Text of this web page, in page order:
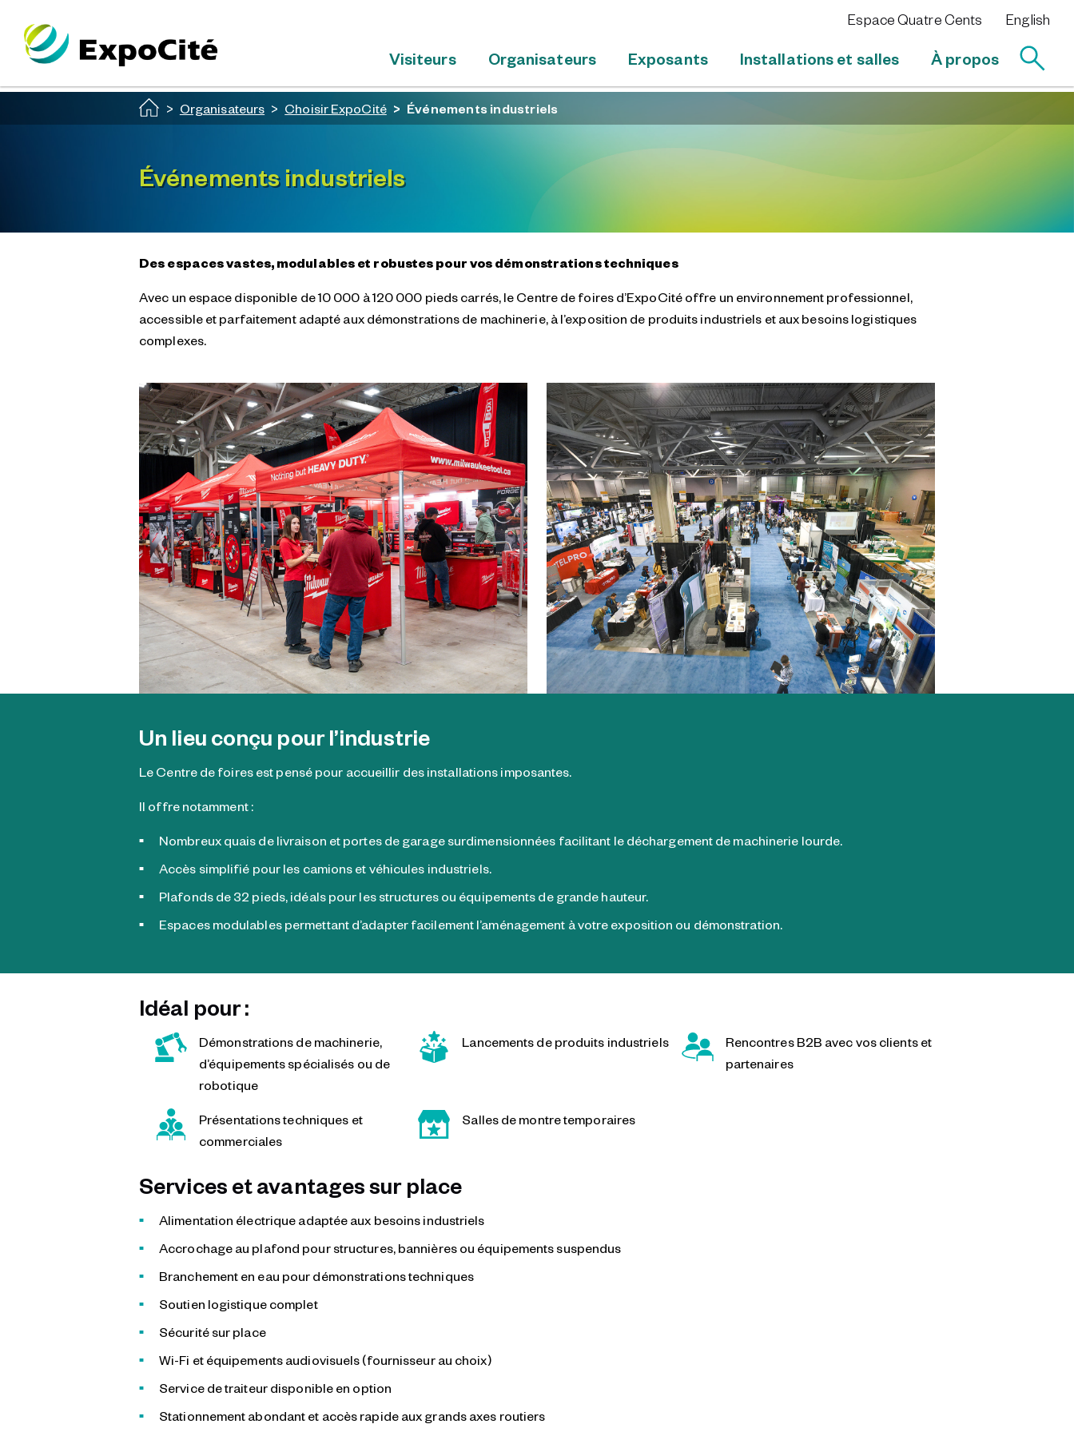
Espace Quatre Cents English
Visiteurs Organisateurs Exposants Installations et salles À propos
Organisateurs Choisir ExpoCité Événements industriels
Événements industriels
Des espaces vastes, modulables et robustes pour vos démonstrations techniques
Avec un espace disponible de 10 000 à 120 000 pieds carrés, le Centre de foires d’ExpoCité offre un environnement professionnel,
accessible et parfaitement adapté aux démonstrations de machinerie, à l’exposition de produits industriels et aux besoins logistiques
complexes.
Un lieu conçu pour l’industrie
Le Centre de foires est pensé pour accueillir des installations imposantes.
Il offre notamment :
Nombreux quais de livraison et portes de garage surdimensionnées facilitant le déchargement de machinerie lourde.
Accès simplifié pour les camions et véhicules industriels.
Plafonds de 32 pieds, idéals pour les structures ou équipements de grande hauteur.
Espaces modulables permettant d’adapter facilement l’aménagement à votre exposition ou démonstration.
Idéal pour :
Démonstrations de machinerie,
d’équipements spécialisés ou de
robotique
Lancements de produits industriels
Rencontres B2B avec vos clients et
partenaires
Présentations techniques et
commerciales
Salles de montre temporaires
Services et avantages sur place
Alimentation électrique adaptée aux besoins industriels
Accrochage au plafond pour structures, bannières ou équipements suspendus
Branchement en eau pour démonstrations techniques
Soutien logistique complet
Sécurité sur place
Wi-Fi et équipements audiovisuels (fournisseur au choix)
Service de traiteur disponible en option
Stationnement abondant et accès rapide aux grands axes routiers